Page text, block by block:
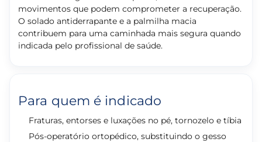
movimentos que podem comprometer a recuperação.
O solado antiderrapante e a palmilha macia
contribuem para uma caminhada mais segura quando
indicada pelo profissional de saúde.
Para quem é indicado
Fraturas, entorses e luxações no pé, tornozelo e tíbia
Pós-operatório ortopédico, substituindo o gesso